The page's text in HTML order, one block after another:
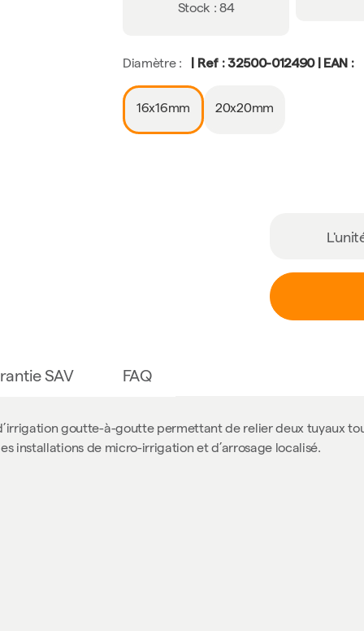
Stock : 84
Diamètre : | Ref : 32500-012490 | EAN :
16x16mm 20x20mm
SAV FAQ
goutte-à-goutte permettant de relier deux tuyaux
installations de micro-irrigation et d’arrosage localisé.